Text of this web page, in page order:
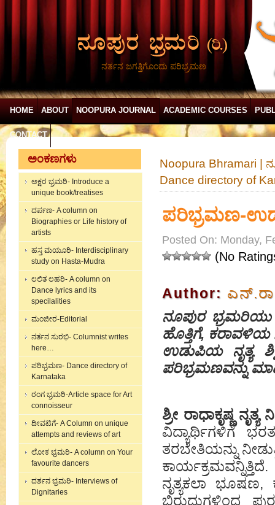
ನರ್ತನ ಜಗತ್ತಿಗೊಂದು ಪರಿಭ್ರಮಣ
HOME ABOUT NOOPURA JOURNAL ACADEMIC COURSES
CONTACT
ಅಂಕಣಗಳು
ಅಕ್ಷರ ಭ್ರಮರಿ- Introduce a
unique book/treatises
ದರ್ಪಣ- A column on
Biographies or Life history of
artists
ಹಸ್ತ ಮಯೂರಿ- Interdisciplinary
study on Hasta-Mudra
ಲಲಿತ ಲಹರಿ- A column on
Dance lyrics and its
specilalities
ಮಂಜೀರ-Editorial
ನರ್ತನ ಸುರಭಿ- Columnist writes
here…
ಪರಿಭ್ರಮಣ- Dance directory of
Karnataka
ರಂಗ ಭ್ರಮರಿ-Article space for Art
connoisseur
ದೀವಟಿಗೆ- A Column on unique
attempts and reviews of art
ಲೋಕ ಭ್ರಮರಿ- A column on Your
favourite dancers
ದರ್ಶನ ಭ್ರಮರಿ- Interviews of
Dignitaries
Noopura Bhramari |
Dance directory of
ಪರಿಭ್ರಮಣ-
Posted On: Monday,
(No
Author:
ನೂಪುರ
ಹೊತ್ತಿಗೆ, ಕರಾವಳಿಯ
ಉಡುಪಿಯ ನೃತ್ಯ
ಪರಿಭ್ರಮಣವನ್ನು
ಶ್ರೀ ರಾಧಾಕೃಷ್ಣ
ವಿದ್ಯಾರ್ಥಿಗಳಿಗೆ
ತರಬೇತಿಯನ್ನು
ನೃತ್ಯಕಲಾ ಭೂಷಣ,
ಬಿರುದುಗಳಿಂದ